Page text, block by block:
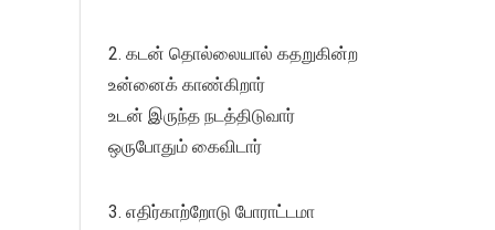
2. கடன் தொல்லையால் கதறுகின்ற
உன்னைக் காண்கிறார்
உடன் இருந்த நடத்திடுவார்
ஒருபோதும் கைவிடார்
3. எதிர்காற்றோடு போராட்டமா